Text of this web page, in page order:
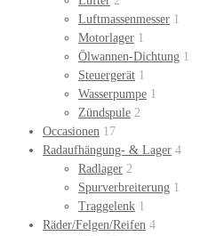
Luftmassenmesser 1
Motorlager 1
Ölwannen-Dichtung 1
Steuergerät 1
Wasserpumpe 1
Zündspule 2
Occasionen 17
Radaufhängung- & Lager 4
Radlager 2
Spurverbreiterung 1
Traggelenk 1
Räder/Felgen/Reifen 4